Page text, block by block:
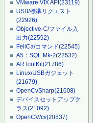
VMware VIX API(23119)
USB/標準リクエスト
(22926)
Objective-C/ファイル入
出力(22592)
FeliCa/コマンド(22545)
A5：SQL Mk-2(22532)
ARToolKit(21786)
Linux/USBガジェット
(21679)
OpenCvSharp(21608)
デバイスセットアップク
ラス(21092)
OpenCV/cv(20837)